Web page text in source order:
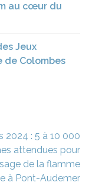
au cœur du
Jeux
de Colombes
2024 : 5 à 10 000
attendues pour
de la flamme
à Pont-Audemer